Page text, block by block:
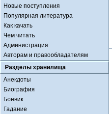
Новые поступления
Популярная литература
Как качать
Чем читать
Администрация
Авторам и правообладателям
Разделы хранилища
Анекдоты
Биография
Боевик
Гадание